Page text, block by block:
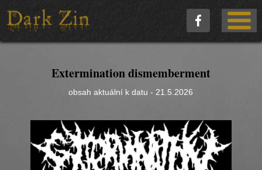
Extermination dismemberment
obsah aktuální k datu - 21.5.2026